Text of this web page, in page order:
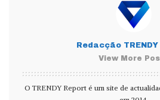
Redacção
View More
O TRENDY Report é um site de